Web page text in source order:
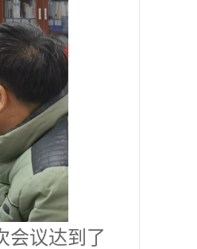
会议达到了